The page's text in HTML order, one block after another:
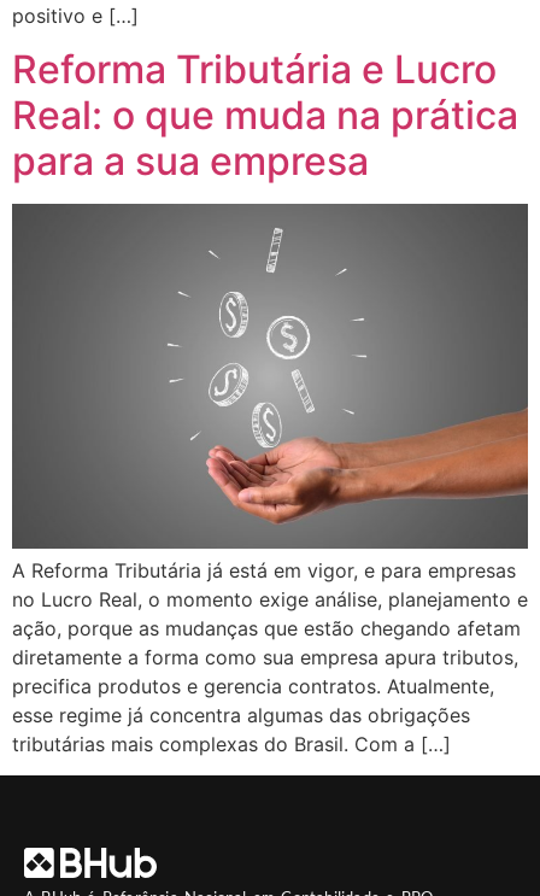
positivo e […]
Reforma Tributária e Lucro
Real: o que muda na prática
para a sua empresa
A Reforma Tributária já está em vigor, e para empresas
no Lucro Real, o momento exige análise, planejamento e
ação, porque as mudanças que estão chegando afetam
diretamente a forma como sua empresa apura tributos,
precifica produtos e gerencia contratos. Atualmente,
esse regime já concentra algumas das obrigações
tributárias mais complexas do Brasil. Com a […]